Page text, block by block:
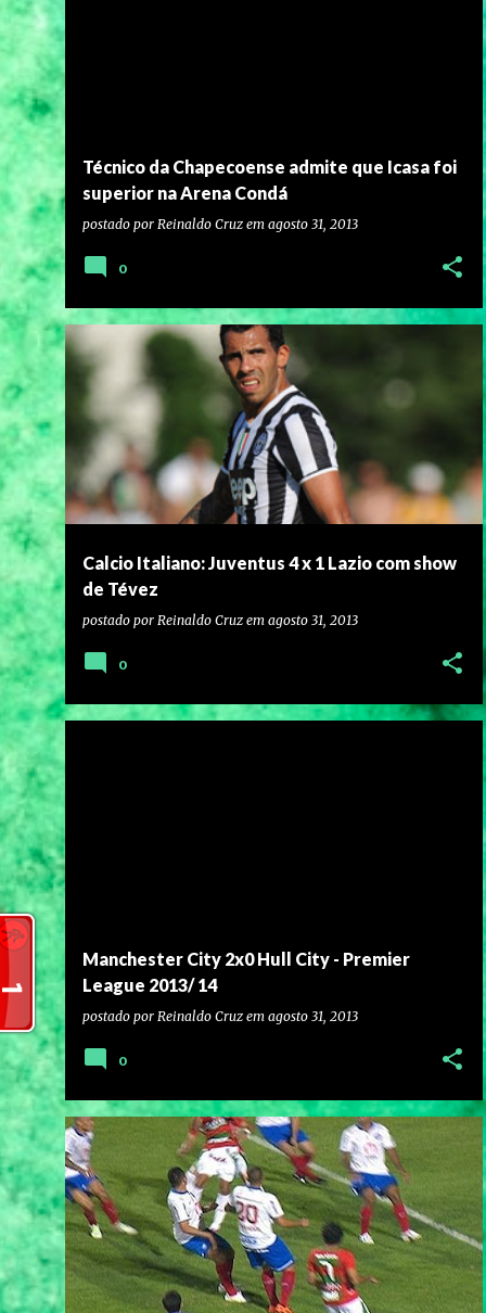
Técnico da Chapecoense admite que Icasa foi
superior na Arena Condá
postado por Reinaldo Cruz em agosto 31, 2013
0
Calcio Italiano: Juventus 4 x 1 Lazio com show
de Tévez
postado por Reinaldo Cruz em agosto 31, 2013
0
Manchester City 2x0 Hull City - Premier
League 2013/ 14
postado por Reinaldo Cruz em agosto 31, 2013
0